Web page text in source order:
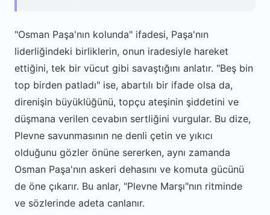
"Osman Paşa'nın kolunda" ifadesi, Paşa'nın
liderliğindeki birliklerin, onun iradesiyle hareket
ettiğini, tek bir vücut gibi savaştığını anlatır. "Beş bin
top birden patladı" ise, abartılı bir ifade olsa da,
direnişin büyüklüğünü, topçu ateşinin şiddetini ve
düşmana verilen cevabın sertliğini vurgular. Bu dize,
Plevne savunmasının ne denli çetin ve yıkıcı
olduğunu gözler önüne sererken, aynı zamanda
Osman Paşa'nın askeri dehasını ve komuta gücünü
de öne çıkarır. Bu anlar, "Plevne Marşı"nın ritminde
ve sözlerinde adeta canlanır.